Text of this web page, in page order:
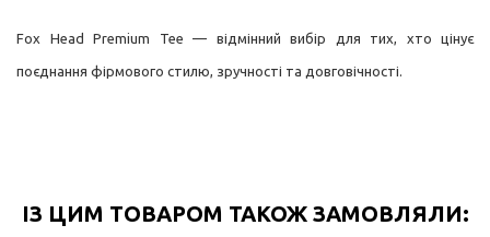
Fox Head Premium Tee — відмінний вибір для тих, хто цінує
поєднання фірмового стилю, зручності та довговічності.
ІЗ ЦИМ ТОВАРОМ ТАКОЖ ЗАМОВЛЯЛИ: